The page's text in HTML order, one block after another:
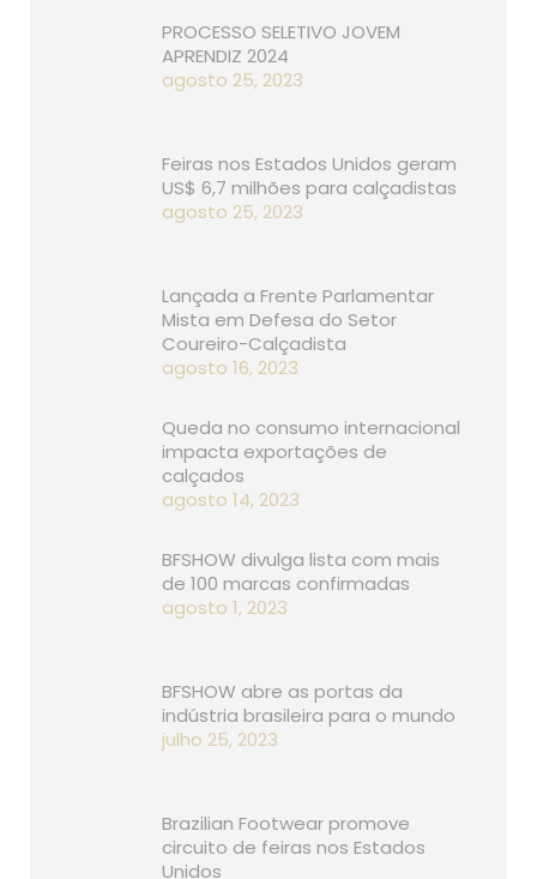
PROCESSO SELETIVO JOVEM
APRENDIZ 2024
agosto 25, 2023
Feiras nos Estados Unidos geram
US$ 6,7 milhões para calçadistas
agosto 25, 2023
Lançada a Frente Parlamentar
Mista em Defesa do Setor
Coureiro-Calçadista
agosto 16, 2023
Queda no consumo internacional
impacta exportações de
calçados
agosto 14, 2023
BFSHOW divulga lista com mais
de 100 marcas confirmadas
agosto 1, 2023
BFSHOW abre as portas da
indústria brasileira para o mundo
julho 25, 2023
Brazilian Footwear promove
circuito de feiras nos Estados
Unidos